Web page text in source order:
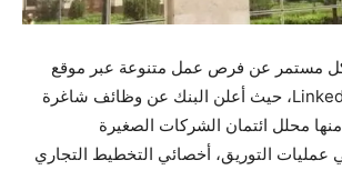
مستمر عن فرص عمل متنوعة عبر موقع
التوظيف الشهير LinkedIn، حيث أعلن البنك عن وظائف شاغرة
محلل ائتمان الشركات الصغيرة
عمليات التوريق، أخصائي التخطيط التجاري